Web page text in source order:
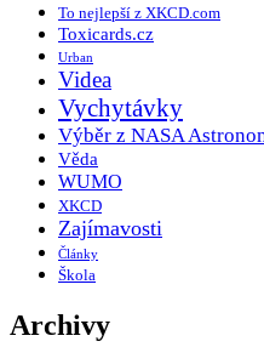
To nejlepší z XKCD.com
Toxicards.cz
Urban
Videa
Vychytávky
Výběr z NASA
Věda
WUMO
XKCD
Zajímavosti
Články
Škola
Archivy